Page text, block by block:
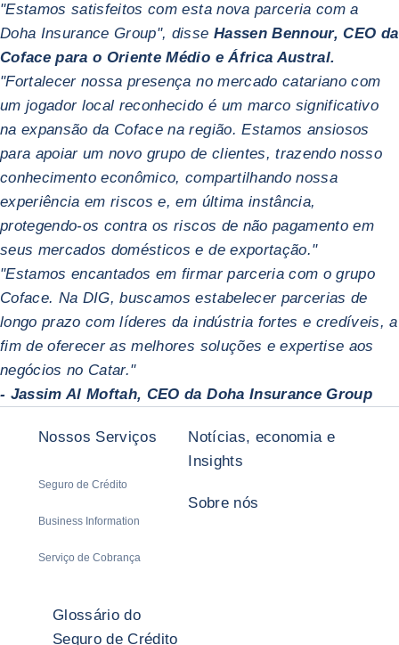
"Estamos satisfeitos com esta nova parceria com a
Doha Insurance Group", disse Hassen Bennour, CEO da
Coface para o Oriente Médio e África Austral.
"Fortalecer nossa presença no mercado catariano com
um jogador local reconhecido é um marco significativo
na expansão da Coface na região. Estamos ansiosos
para apoiar um novo grupo de clientes, trazendo nosso
conhecimento econômico, compartilhando nossa
experiência em riscos e, em última instância,
protegendo-os contra os riscos de não pagamento em
seus mercados domésticos e de exportação."
"Estamos encantados em firmar parceria com o grupo
Coface. Na DIG, buscamos estabelecer parcerias de
longo prazo com líderes da indústria fortes e credíveis, a
fim de oferecer as melhores soluções e expertise aos
negócios no Catar."
- Jassim Al Moftah, CEO da Doha Insurance Group
Nossos Serviços
Seguro de Crédito
Business Information
Serviço de Cobrança
Notícias, economia e
Insights
Sobre nós
Glossário do
Seguro de Crédito